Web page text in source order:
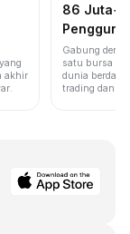
akhir
86 Juta+
Pengguna
Gabung
satu bursa
dunia
trading dan